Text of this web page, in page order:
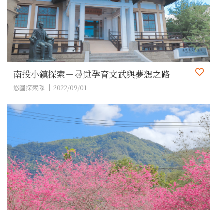
南投小鎮探索－尋覓孕育文武與夢想之路
悠圖探索隊 2022/09/01